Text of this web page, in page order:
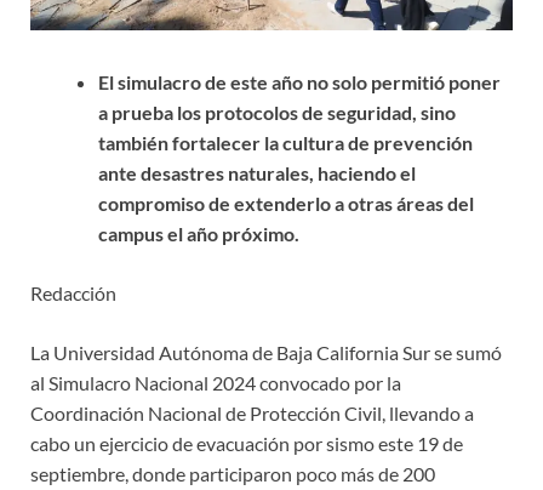
El simulacro de este año no solo permitió poner
a prueba los protocolos de seguridad, sino
también fortalecer la cultura de prevención
ante desastres naturales, haciendo el
compromiso de extenderlo a otras áreas del
campus el año próximo.
Redacción
La Universidad Autónoma de Baja California Sur se sumó
al Simulacro Nacional 2024 convocado por la
Coordinación Nacional de Protección Civil, llevando a
cabo un ejercicio de evacuación por sismo este 19 de
septiembre, donde participaron poco más de 200